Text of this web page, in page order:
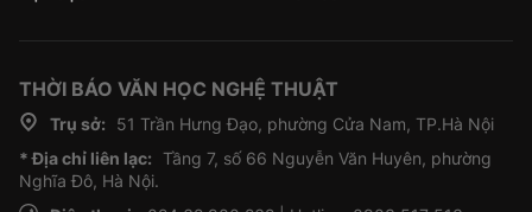
THỜI BÁO VĂN HỌC NGHỆ THUẬT
Trụ sở:
51 Trần Hưng Đạo, phường Cửa Nam, TP.Hà Nội
* Địa chỉ liên lạc: Tầng 7, số 66 Nguyễn Văn Huyên, phường
Nghĩa Đô, Hà Nội.